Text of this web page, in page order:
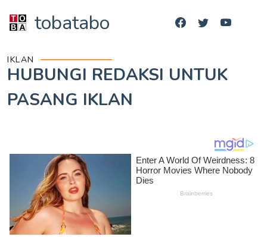
tobatabo
IKLAN
HUBUNGI REDAKSI UNTUK
PASANG IKLAN